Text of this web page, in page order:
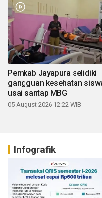
Pemkab Jayapura selidiki
gangguan kesehatan
usai santap MBG
05 August 2026 12:22 WIB
Infografik